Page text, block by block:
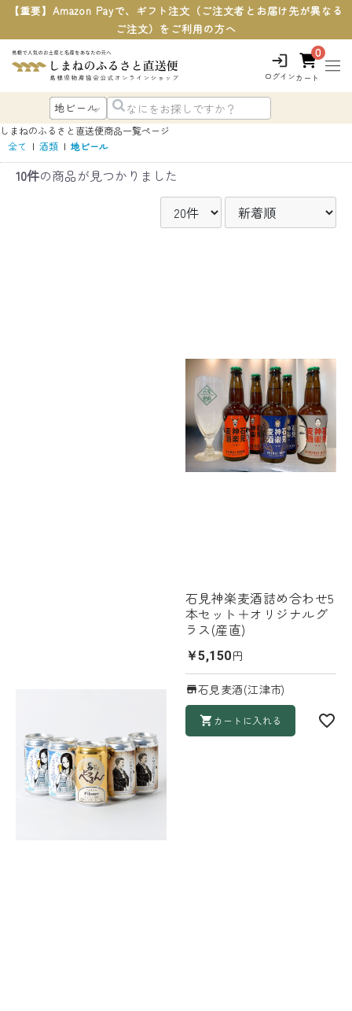
【重要】Amazon Payで、ギフト注文（ご注文者とお届け先が異なる
ご注文）をご利用の方へ
ログイン
0
カート
しまねのふるさと直送便商品一覧ページ
全て | 酒類 | 地ビール
10件の商品が見つかりました
石見神楽麦酒詰め合わせ5
本セット＋オリジナルグ
ラス(産直)
￥5,150円
石見麦酒(江津市)
カートに入れる